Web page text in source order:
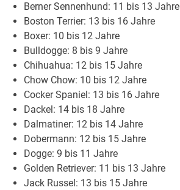
Berner Sennenhund: 11 bis 13 Jahre
Boston Terrier: 13 bis 16 Jahre
Boxer: 10 bis 12 Jahre
Bulldogge: 8 bis 9 Jahre
Chihuahua: 12 bis 15 Jahre
Chow Chow: 10 bis 12 Jahre
Cocker Spaniel: 13 bis 16 Jahre
Dackel: 14 bis 18 Jahre
Dalmatiner: 12 bis 14 Jahre
Dobermann: 12 bis 15 Jahre
Dogge: 9 bis 11 Jahre
Golden Retriever: 11 bis 13 Jahre
Jack Russel: 13 bis 15 Jahre